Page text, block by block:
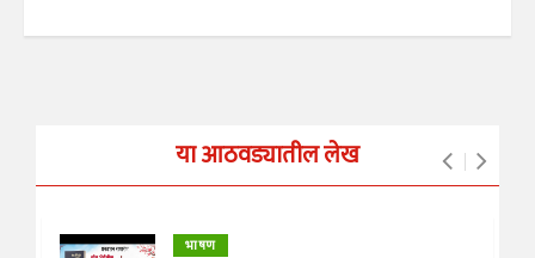
या आठवड्यातील लेख
भाषण